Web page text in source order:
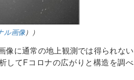
ル画像 ））
像に通常の地上観測では得られない
してFコロナの広がりと構造を調べ